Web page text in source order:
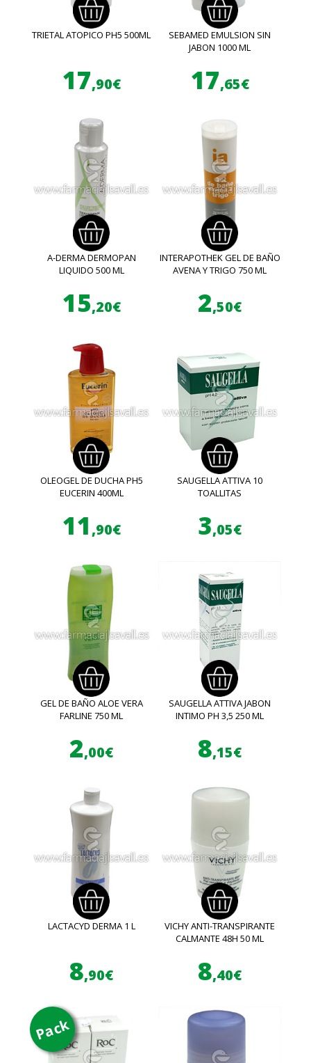
TRIETAL ATOPICO PH5 500ML
17,90€
SEBAMED EMULSION SIN
JABON 1000 ML
17,65€
A-DERMA DERMOPAN
LIQUIDO 500 ML
15,20€
INTERAPOTHEK GEL DE BAÑO
AVENA Y TRIGO 750 ML
2,50€
OLEOGEL DE DUCHA PH5
EUCERIN 400ML
11 ,90€
SAUGELLA ATTIVA 10
TOALLITAS
3,05€
GEL DE BAÑO ALOE VERA
FARLINE 750 ML
2,00€
SAUGELLA ATTIVA JABON
INTIMO PH 3,5 250 ML
8,15€
LACTACYD DERMA 1 L
8,90€
VICHY ANTI-TRANSPIRANTE
CALMANTE 48H 50 ML
8,40€
Pack